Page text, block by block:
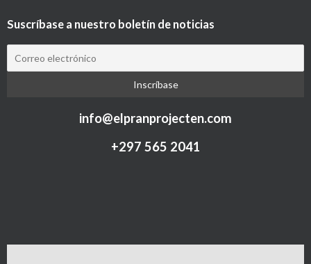
Suscríbase a nuestro boletín de noticias
info@elpranprojecten.com
+297 565 2041​